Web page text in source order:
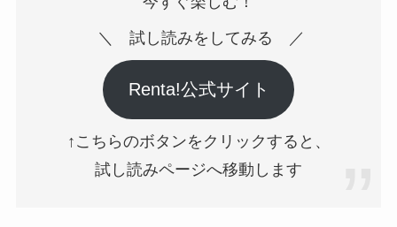
＼ 試し読みをしてみる ／
Renta!公式サイト
↑こちらのボタンをクリックすると、
試し読みページへ移動します